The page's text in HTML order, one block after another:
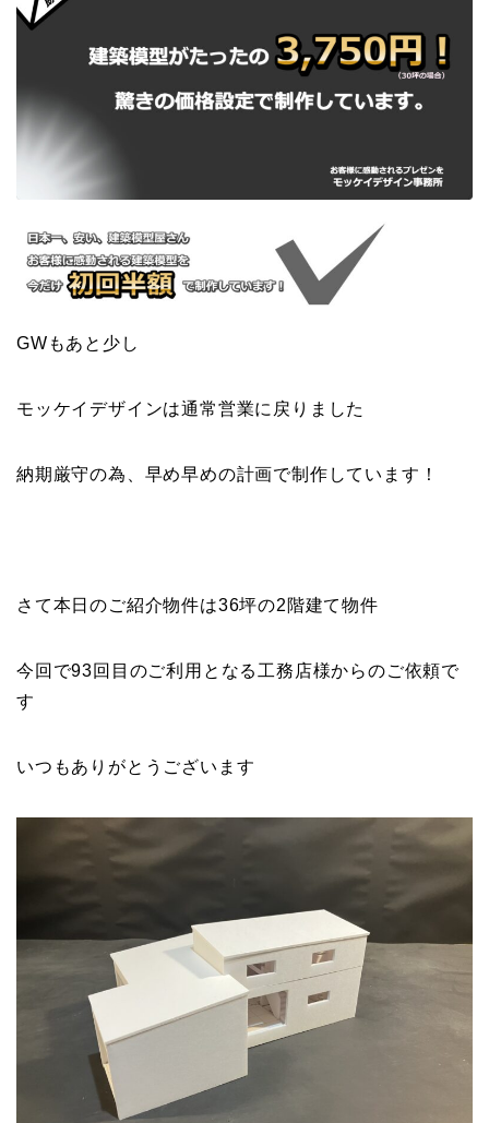
GWもあと少し
モッケイデザインは通常営業に戻りました
納期厳守の為、早め早めの計画で制作しています！
さて本日のご紹介物件は36坪の2階建て物件
今回で93回目のご利用となる工務店様からのご依頼で
す
いつもありがとうございます